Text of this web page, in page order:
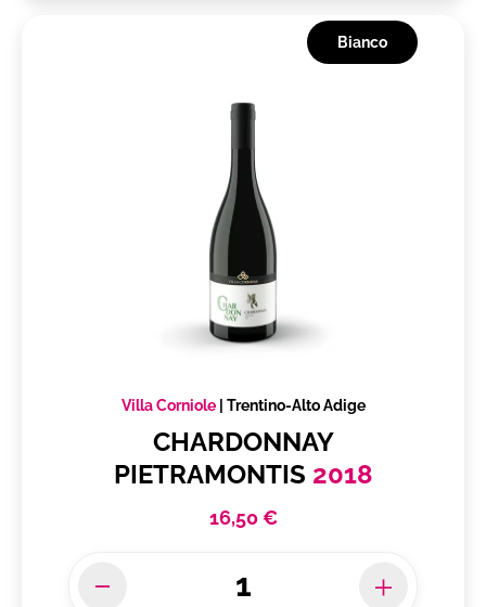
Bianco
Villa Corniole| Trentino-Alto Adige
CHARDONNAY
PIETRAMONTIS 2018
16,50 €